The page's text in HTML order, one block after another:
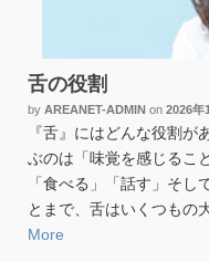
舌の役割
by AREANET-ADMIN on 2026年
『舌』にはどんな役割
ぶのは「味覚を感じるこ
「食べる」「話す」そし
とまで、舌はいくつもの
More